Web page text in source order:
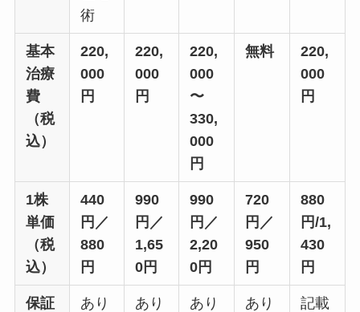
術
基本
治療
費
（税
込）
220,
000
円
220,
000
円
220,
000
〜
330,
000
円
無料
220,
000
円
1株
単価
（税
込）
440
円／
880
円
990
円／
1,65
0円
990
円／
2,20
0円
720
円／
950
円
880
円/1,
430
円
保証
あり あり あり あり
記載